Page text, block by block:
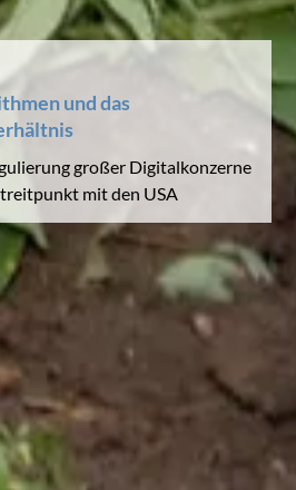
und das
großer Digitalkonzerne
mit den USA